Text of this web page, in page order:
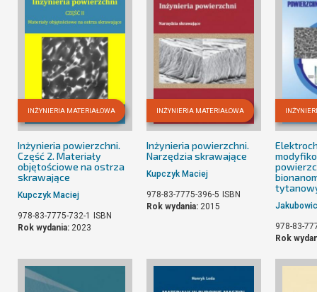
INŻYNIERIA MATERIAŁOWA
Inżynieria powierzchni.
Część 2. Materiały
objętościowe na ostrza
skrawające
Kupczyk Maciej
978-83-7775-732-1
ISBN
Rok wydania: 2023
INŻYNIERIA MATERIAŁOWA
Inżynieria powierzchni.
Narzędzia skrawające
Kupczyk Maciej
978-83-7775-396-5 ISBN
Rok wydania: 2015
978-83-
Rok